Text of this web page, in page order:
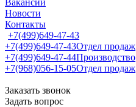
Вакансии
Новости
Контакты
+7(499)649-47-43
+7(499)649-47-43Отдел продаж
+7(499)649-47-44Производство
+7(968)056-15-05Отдел продаж
Заказать звонок
Задать вопрос